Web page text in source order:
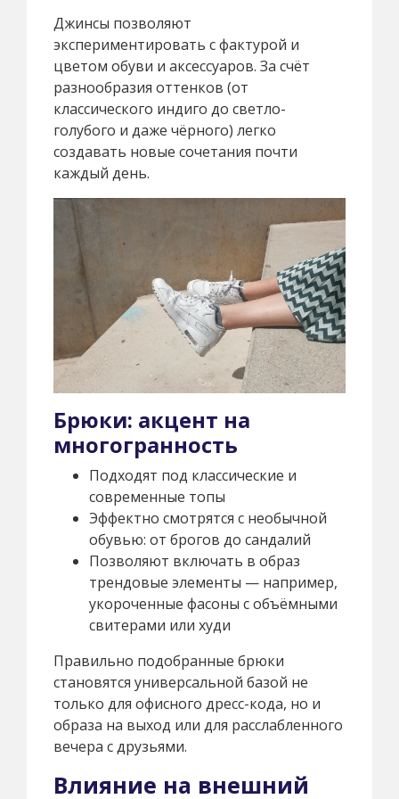
Джинсы позволяют
экспериментировать с фактурой и
цветом обуви и аксессуаров. За счёт
разнообразия оттенков (от
классического индиго до светло-
голубого и даже чёрного) легко
создавать новые сочетания почти
каждый день.
Брюки: акцент на
многогранность
Подходят под классические и
современные топы
Эффектно смотрятся с необычной
обувью: от брогов до сандалий
Позволяют включать в образ
трендовые элементы — например,
укороченные фасоны с объёмными
свитерами или худи
Правильно подобранные брюки
становятся универсальной базой не
только для офисного дресс-кода, но и
образа на выход или для расслабленного
вечера с друзьями.
Влияние на внешний